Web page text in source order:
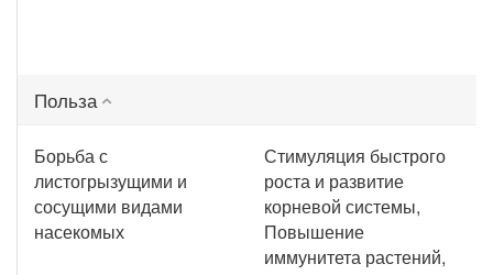
Польза
Борьба с
листогрызущими и
сосущими видами
насекомых
Стимуляция быстрого
роста и развитие
корневой системы,
Повышение
иммунитета растений,